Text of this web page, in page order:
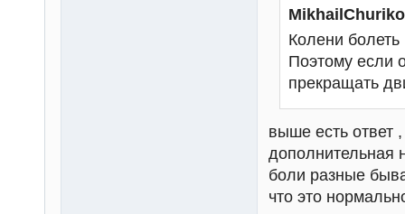
Колени
Поэтому если
прекращать
выше есть ответ
дополнительная
боли разные
что это